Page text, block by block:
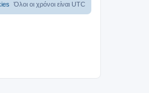
Όλοι οι χρόνοι είναι UTC